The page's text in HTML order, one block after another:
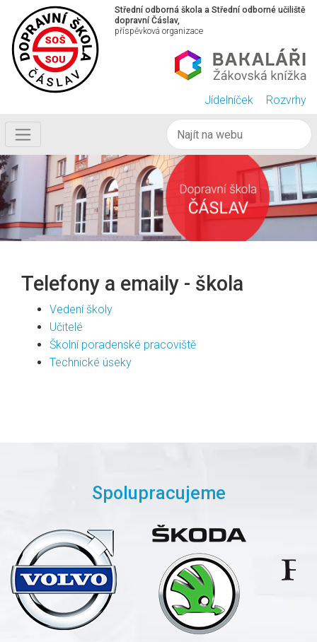
Střední odborná škola a Střední odborné učiliště
dopravní Čáslav,
příspěvková organizace
Jídelníček Rozvrhy
Telefony a emaily - škola
Vedení školy
Učitelé
Školní poradenské pracoviště
Technické úseky
Spolupracujeme